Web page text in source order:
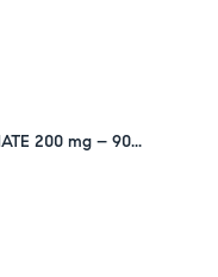
200 mg – 90...